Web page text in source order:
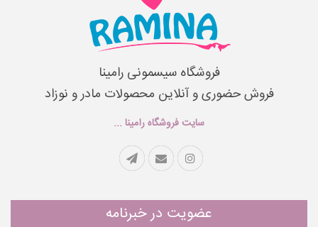
فروشگاه سیسمونی رامینا
فروش حضوری و آنلاین محصولات مادر و نوزاد
سایت فروشگاه رامینا ...
عضویت در خبرنامه